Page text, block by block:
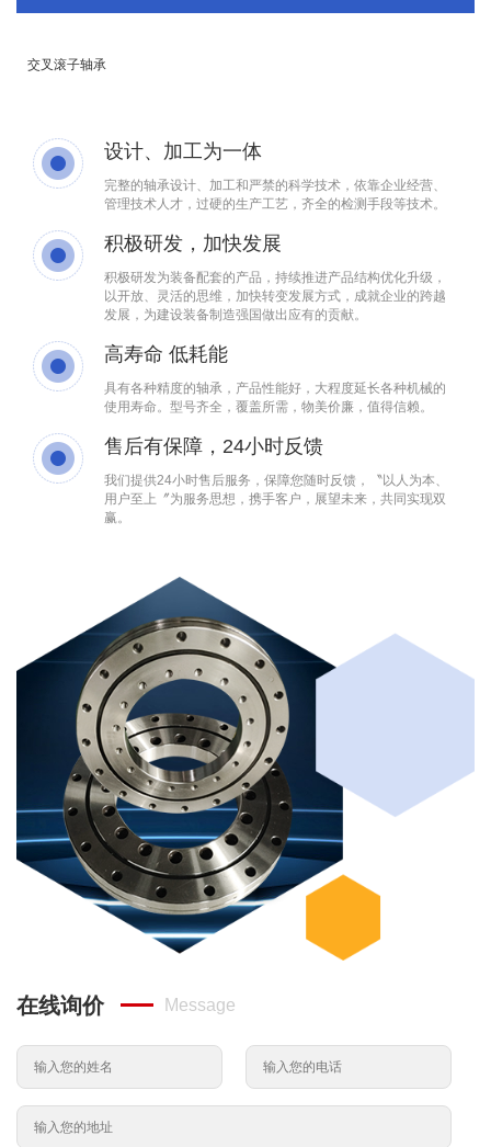
交叉滚子轴承
设计、加工为一体
完整的轴承设计、加工和严禁的科学技术，依靠企业经营、
管理技术人才，过硬的生产工艺，齐全的检测手段等技术。
积极研发，加快发展
积极研发为装备配套的产品，持续推进产品结构优化升级，
以开放、灵活的思维，加快转变发展方式，成就企业的跨越
发展，为建设装备制造强国做出应有的贡献。
高寿命 低耗能
具有各种精度的轴承，产品性能好，大程度延长各种机械的
使用寿命。型号齐全，覆盖所需，物美价廉，值得信赖。
售后有保障，24小时反馈
我们提供24小时售后服务，保障您随时反馈，〝以人为本、
用户至上〞为服务思想，携手客户，展望未来，共同实现双
赢。
在线询价 Message